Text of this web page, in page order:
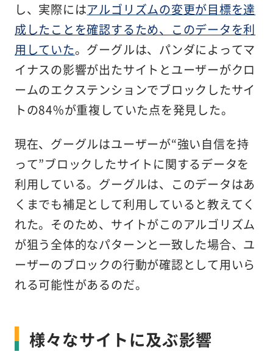
し、実際にはアルゴリズムの変更が目標を達
成したことを確認するため、このデータを利
用していた。グーグルは、パンダによってマ
イナスの影響が出たサイトとユーザーがクロ
ームのエクステンションでブロックしたサイ
トの84%が重複していた点を発見した。
現在、グーグルはユーザーが“強い自信を持
って”ブロックしたサイトに関するデータを
利用している。グーグルは、このデータはあ
くまでも補足として利用していると教えてく
れた。そのため、サイトがこのアルゴリズム
が狙う全体的なパターンと一致した場合、ユ
ーザーのブロックの行動が確認として用いら
れる可能性があるのだ。
様々なサイトに及ぶ影響